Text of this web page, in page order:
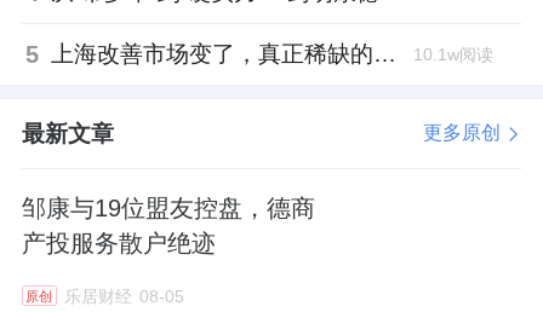
整体经营状况的必然投射。
值服务萎缩三重打击，2025年超过半数的上市
物企出现增收不增利。
5 上海改善市场变了，真正稀缺的是这类社区 10.1w阅读
最新文章 更多原创
邹康与19位盟友控盘，德商
产投服务散户绝迹
原创 乐居财经 08-05